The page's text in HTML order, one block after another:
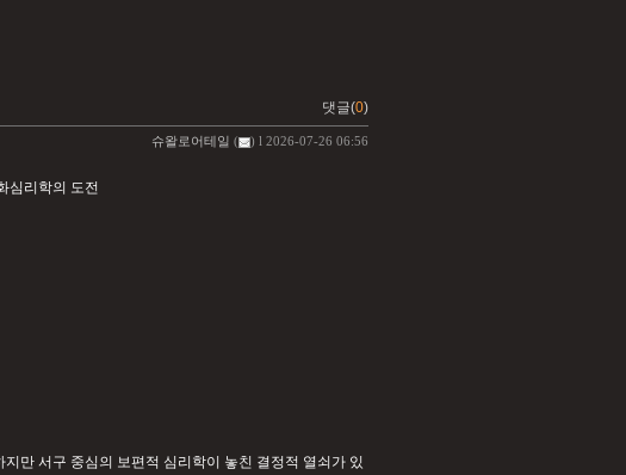
댓글(0)
슈왈로어테일 ( ) l 2026-07-26 06:56
심리학의 도전
만 서구 중심의 보편적 심리학이 놓친 결정적 열쇠가 있